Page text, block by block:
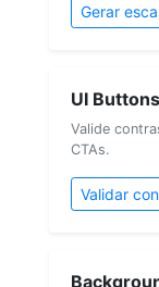
Gerar
UI Buttons
Valide
CTAs.
Validar